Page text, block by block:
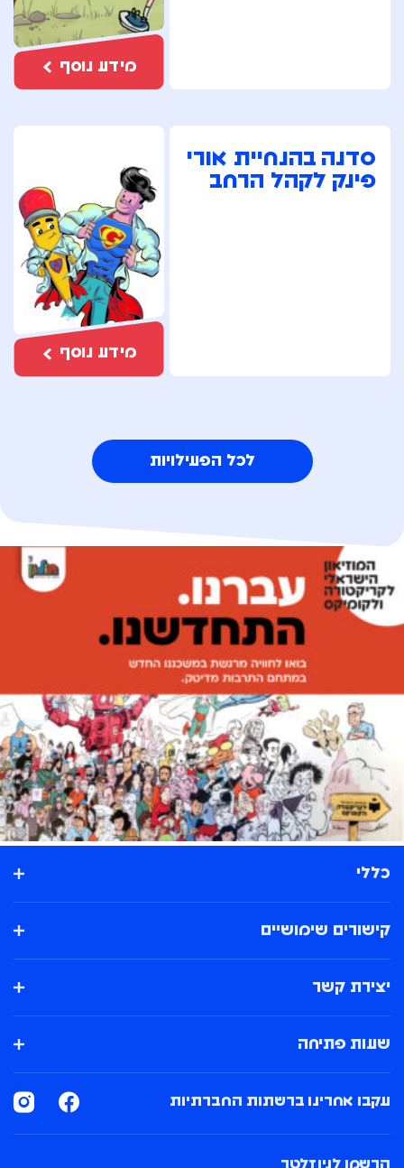
מידע נוסף
סדנה בהנחיית אורי
פינק לקהל הרחב
מידע נוסף
לכל הפעילויות
כללי
קישורים שימושיים
יצירת קשר
שעות פתיחה
הרשמו לניוזלטר
עקבו אחרינו ברשתות החברתיות